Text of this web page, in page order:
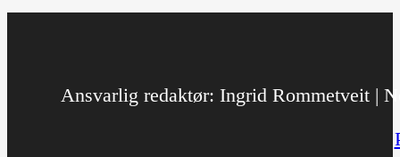
Ansvarlig redaktør: Ingrid Rommetveit |